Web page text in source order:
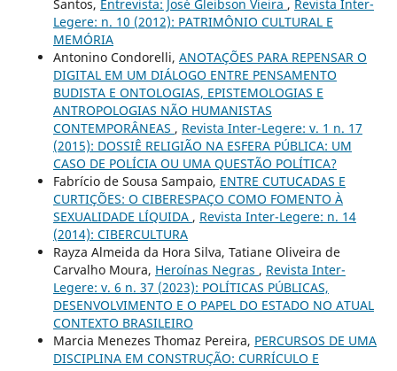
Santos, Entrevista: José Gleibson Vieira , Revista Inter-
Legere: n. 10 (2012): PATRIMÔNIO CULTURAL E
MEMÓRIA
Antonino Condorelli, ANOTAÇÕES PARA REPENSAR O
DIGITAL EM UM DIÁLOGO ENTRE PENSAMENTO
BUDISTA E ONTOLOGIAS, EPISTEMOLOGIAS E
ANTROPOLOGIAS NÃO HUMANISTAS
CONTEMPORÂNEAS , Revista Inter-Legere: v. 1 n. 17
(2015): DOSSIÊ RELIGIÃO NA ESFERA PÚBLICA: UM
CASO DE POLÍCIA OU UMA QUESTÃO POLÍTICA?
Fabrício de Sousa Sampaio, ENTRE CUTUCADAS E
CURTIÇÕES: O CIBERESPAÇO COMO FOMENTO À
SEXUALIDADE LÍQUIDA , Revista Inter-Legere: n. 14
(2014): CIBERCULTURA
Rayza Almeida da Hora Silva, Tatiane Oliveira de
Carvalho Moura, Heroínas Negras , Revista Inter-
Legere: v. 6 n. 37 (2023): POLÍTICAS PÚBLICAS,
DESENVOLVIMENTO E O PAPEL DO ESTADO NO ATUAL
CONTEXTO BRASILEIRO
Marcia Menezes Thomaz Pereira, PERCURSOS DE UMA
DISCIPLINA EM CONSTRUÇÃO: CURRÍCULO E